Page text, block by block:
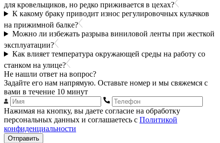
для кровельщиков, но редко приживается в цехах?
К какому браку приводит износ регулировочных кулачков
на прижимной балке?
Можно ли избежать разрыва виниловой ленты при жесткой
эксплуатации?
Как влияет температура окружающей среды на работу со
станком на улице?
Не нашли ответ на вопрос?
Задайте его нам напрямую. Оставьте номер и мы свяжемся с
вами в течение 10 минут
Нажимая на кнопку, вы даете согласие на обработку
персональных данных и соглашаетесь с Политикой
конфиденциальности
Отправить